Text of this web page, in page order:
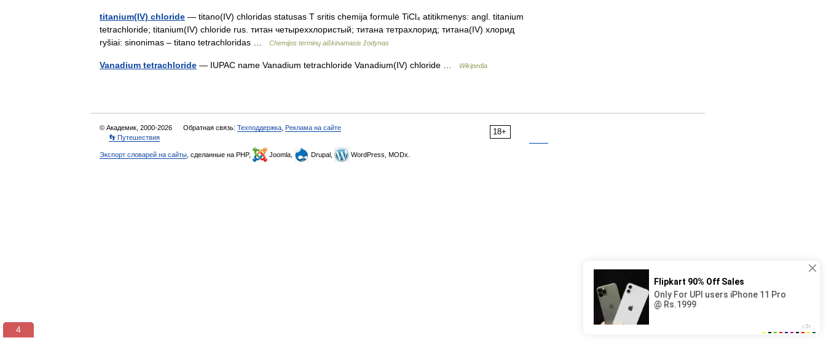
titanium(IV) chloride — titano(IV) chloridas statusas T sritis chemija formulė TiCl₄ atitikmenys: angl. titanium
tetrachloride; titanium(IV) chloride rus. титан четыреххлористый; титана тетрахлорид; титана(IV) хлорид
ryšiai: sinonimas – titano tetrachloridas …
Chemijos terminų aiškinamasis žodynas
Vanadium tetrachloride — IUPAC name Vanadium tetrachloride Vanadium(IV) chloride … Wikipedia
18+
© Академик, 2000-2026 Обратная связь: Техподдержка Реклама на сайте
👣 Путешествия
Экспорт словарей на сайты , сделанные на PHP, Joomla, Drupal, WordPress, MODx.
4